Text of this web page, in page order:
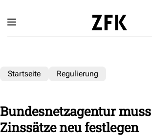
Startseite Regulierung
Bundesnetzagentur
Zinssätze neu festlegen